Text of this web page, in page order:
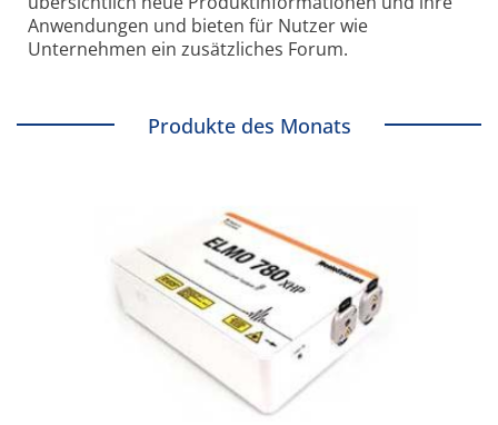
Anwendungen und bieten für Nutzer wie
Unternehmen ein zusätzliches Forum.
Produkte des Monats